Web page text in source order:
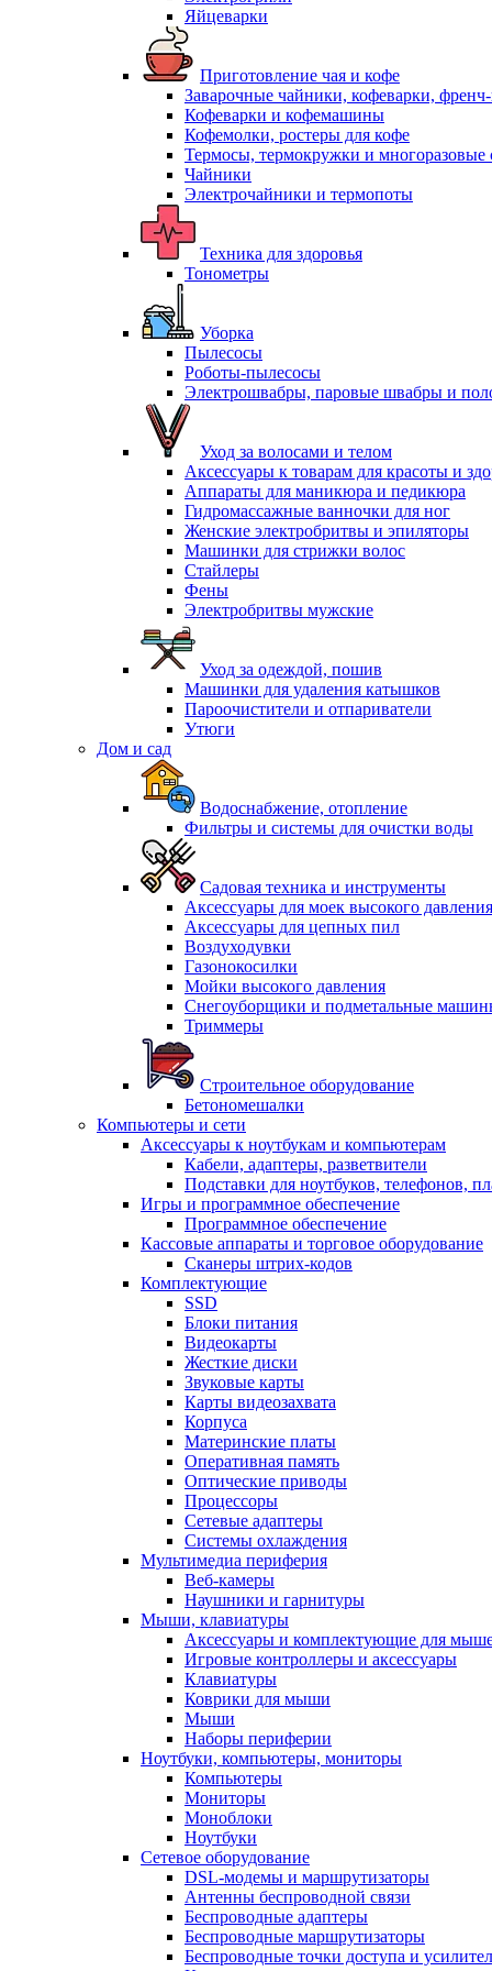
Яйцеварки
Приготовление чая и кофе
Заварочные чайники, кофеварки,
Кофеварки и кофемашины
Кофемолки, ростеры для кофе
Термосы, термокружки и многоразовые
Чайники
Электрочайники и термопоты
Техника для здоровья
Тонометры
Уборка
Пылесосы
Роботы-пылесосы
Электрошвабры, паровые швабры и
Уход за волосами и телом
Аксессуары к товарам для красоты и
Аппараты для маникюра и педикюра
Гидромассажные ванночки для ног
Женские электробритвы и эпиляторы
Машинки для стрижки волос
Стайлеры
Фены
Электробритвы мужские
Уход за одеждой, пошив
Машинки для удаления катышков
Пароочистители и отпариватели
Утюги
Дом и сад
Водоснабжение, отопление
Фильтры и системы для очистки воды
Садовая техника и инструменты
Аксессуары для моек высокого давления
Аксессуары для цепных пил
Воздуходувки
Газонокосилки
Мойки высокого давления
Снегоуборщики и подметальные
Триммеры
Строительное оборудование
Бетономешалки
Компьютеры и сети
Аксессуары к ноутбукам и компьютерам
Кабели, адаптеры, разветвители
Подставки для ноутбуков, телефонов,
Игры и программное обеспечение
Программное обеспечение
Кассовые аппараты и торговое оборудование
Сканеры штрих-кодов
Комплектующие
SSD
Блоки питания
Видеокарты
Жесткие диски
Звуковые карты
Карты видеозахвата
Корпуса
Материнские платы
Оперативная память
Оптические приводы
Процессоры
Сетевые адаптеры
Системы охлаждения
Мультимедиа периферия
Веб-камеры
Наушники и гарнитуры
Мыши, клавиатуры
Аксессуары и комплектующие для
Игровые контроллеры и аксессуары
Клавиатуры
Коврики для мыши
Мыши
Наборы периферии
Ноутбуки, компьютеры, мониторы
Компьютеры
Мониторы
Моноблоки
Ноутбуки
Сетевое оборудование
DSL-модемы и маршрутизаторы
Антенны беспроводной связи
Беспроводные адаптеры
Беспроводные маршрутизаторы
Беспроводные точки доступа и